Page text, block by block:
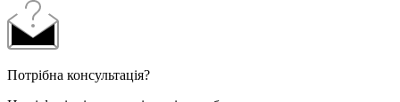
Потрібна консультація?